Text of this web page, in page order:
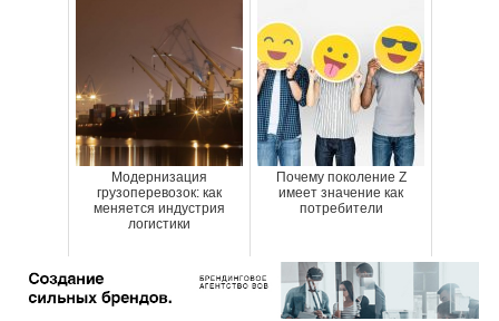
Модернизация
грузоперевозок: как
меняется индустрия
логистики
Почему поколение Z
имеет значение как
потребители